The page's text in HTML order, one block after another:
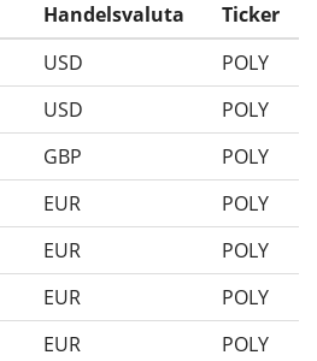
Handelsvaluta
Ticker
USD
POLY
USD
POLY
GBP
POLY
EUR
POLY
EUR
POLY
EUR
POLY
EUR POLY